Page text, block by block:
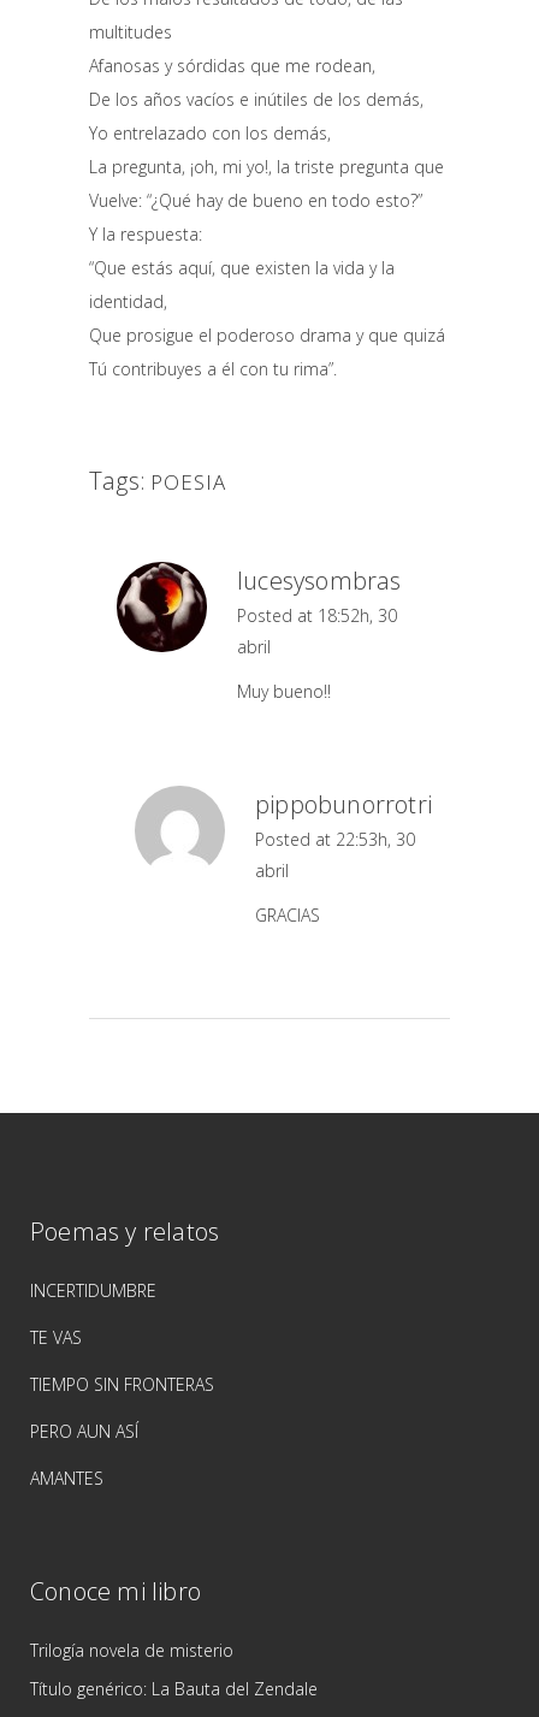
multitudes
Afanosas y sórdidas que me rodean,
De los años vacíos e inútiles de los demás,
Yo entrelazado con los demás,
La pregunta, ¡oh, mi yo!, la triste pregunta que
Vuelve: “¿Qué hay de bueno en todo esto?”
Y la respuesta:
“Que estás aquí, que existen la vida y la
identidad,
Que prosigue el poderoso drama y que quizá
Tú contribuyes a él con tu rima”.
Tags: POESIA
lucesysombras
Posted at 18:52h, 30
abril
Muy bueno!!
pippobunorrotri
Posted at 22:53h, 30
abril
GRACIAS
Poemas y relatos
INCERTIDUMBRE
TE VAS
TIEMPO SIN FRONTERAS
PERO AUN ASÍ
AMANTES
Conoce mi libro
Trilogía novela de misterio
Título genérico: La Bauta del Zendale